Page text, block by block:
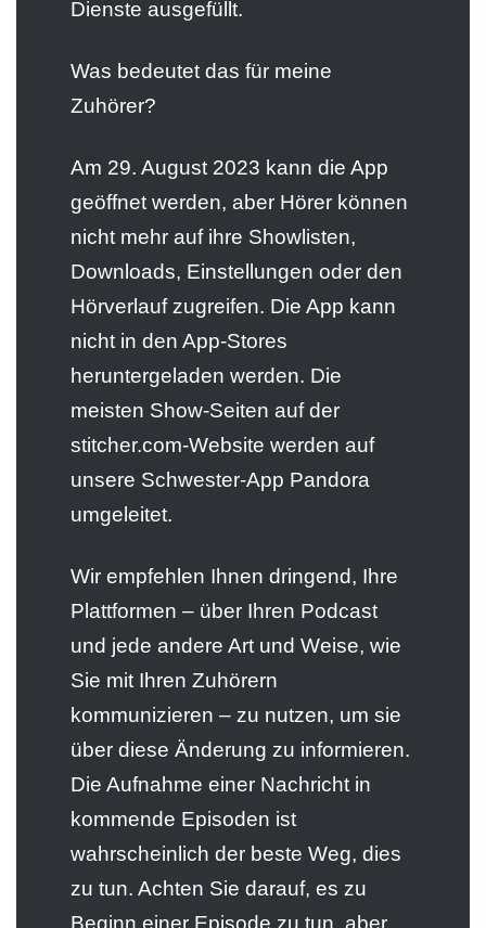
Dienste ausgefüllt.
Was bedeutet das für meine
Zuhörer?
Am 29. August 2023 kann die App
geöffnet werden, aber Hörer können
nicht mehr auf ihre Showlisten,
Downloads, Einstellungen oder den
Hörverlauf zugreifen. Die App kann
nicht in den App-Stores
heruntergeladen werden. Die
meisten Show-Seiten auf der
stitcher.com-Website werden auf
unsere Schwester-App Pandora
umgeleitet.
Wir empfehlen Ihnen dringend, Ihre
Plattformen – über Ihren Podcast
und jede andere Art und Weise, wie
Sie mit Ihren Zuhörern
kommunizieren – zu nutzen, um sie
über diese Änderung zu informieren.
Die Aufnahme einer Nachricht in
kommende Episoden ist
wahrscheinlich der beste Weg, dies
zu tun. Achten Sie darauf, es zu